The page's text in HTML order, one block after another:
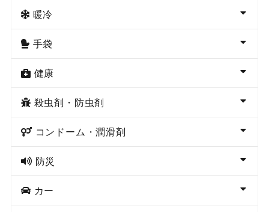
暖冷
手袋
健康
殺虫剤・防虫剤
コンドーム・潤滑剤
防災
カー